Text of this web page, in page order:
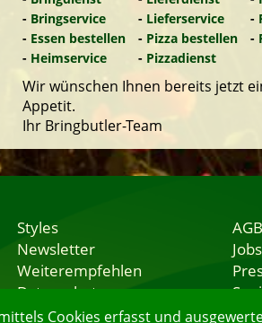
Cookies erfasst und
- Bringservice
- Essen bestellen
- Heimservice
- Lieferservice
- Pizza bestellen
- Pizzadienst
-
-
Wir wünschen Ihnen bereits jetzt
Appetit.
Ihr Bringbutler-Team
Styles
Newsletter
Weiterempfehlen
Datenschutz
Nutzungsbedingungen
AGB
Jobs